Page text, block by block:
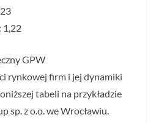
1,22
GPW
rynkowej firm i jej dynamiki
tabeli na przykładzie
sp. z o.o. we Wrocławiu.